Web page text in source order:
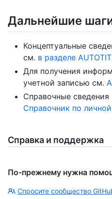
Дальнейшие
Концептуальные
см. в разделе
Для получения
учетной записью см.
Справочные сведения
Справочник по
Справка и поддержка
По-прежнему нужна
Спросите сообщество